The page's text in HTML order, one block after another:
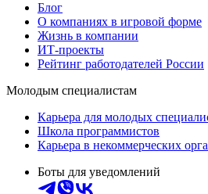
Блог
О компаниях в игровой форме
Жизнь в компании
ИТ-проекты
Рейтинг работодателей России
Молодым специалистам
Карьера для молодых
Школа программистов
Карьера в некоммерческих
Боты для уведомлений